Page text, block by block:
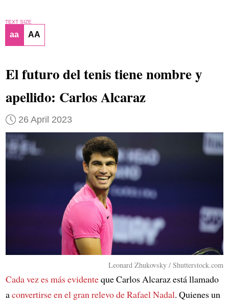
TEXT SIZE
aa AA
El futuro del tenis tiene nombre y
apellido: Carlos Alcaraz
26 April 2023
Leonard Zhukovsky / Shutterstock.com
Cada vez es más evidenteque Carlos Alcaraz está llamado
aconvertirse en el gran relevo de Rafael Nadal. Quienes un